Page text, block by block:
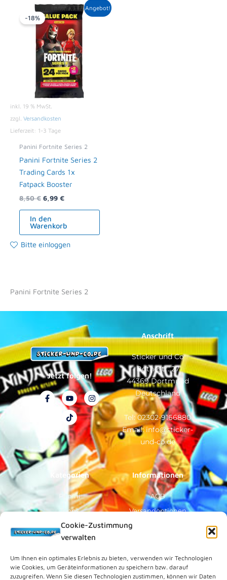
Cookie-Zustimmung
verwalten
Um Ihnen ein optimales Erlebnis zu bieten, verwenden wir Technologien
wie Cookies, um Geräteinformationen zu speichern bzw. darauf
zuzugreifen. Wenn Sie diesen Technologien zustimmen, können wir Daten
Angebot!
-18%
inkl. 19 % MwSt.
zzgl. Versandkosten
Lieferzeit: 1-3 Tage
Panini Fortnite Series 2
Panini Fortnite Series 2
Trading Cards 1x
Fatpack Booster
8,50€
Ursprünglicher
Preis
war:
8,50 €
6,99 €
Aktueller
Preis
ist:
6,99 €.
In den
Warenkorb
Bitte einloggen
Panini Fortnite Series 2
Jetzt folgen!
F
a
k
-
f
Y
o
u
t
u
b
e
I
n
s
t
a
g
r
a
m
T
i
k
t
o
k
Anschrift
Sticker und Co
Bothestr. 27
44369 Dortmund
Deutschland
Tel: 02302-9166880
Email: info@sticker-
und-co.de
Kategorien
Panini
Topps
Blue Ocean
Sammelfiguren
Vorverkauf
Informationen
AGB
Versandoptionen
Zahlungsoptionen
Über Uns
Rechtliches